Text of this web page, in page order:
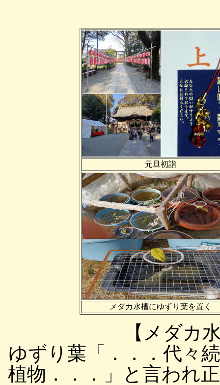
元旦初詣
メダカ水槽にゆずり葉を置く
【メダカ
ゆずり葉「．．．代々
植物．．．」と言われ